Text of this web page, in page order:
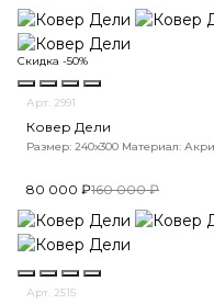
Скидка -50%
Арт. 2991
Ковер Дели
Размер: 240х300 Материал:
80 000 ₽160 000 ₽
Арт. 2515